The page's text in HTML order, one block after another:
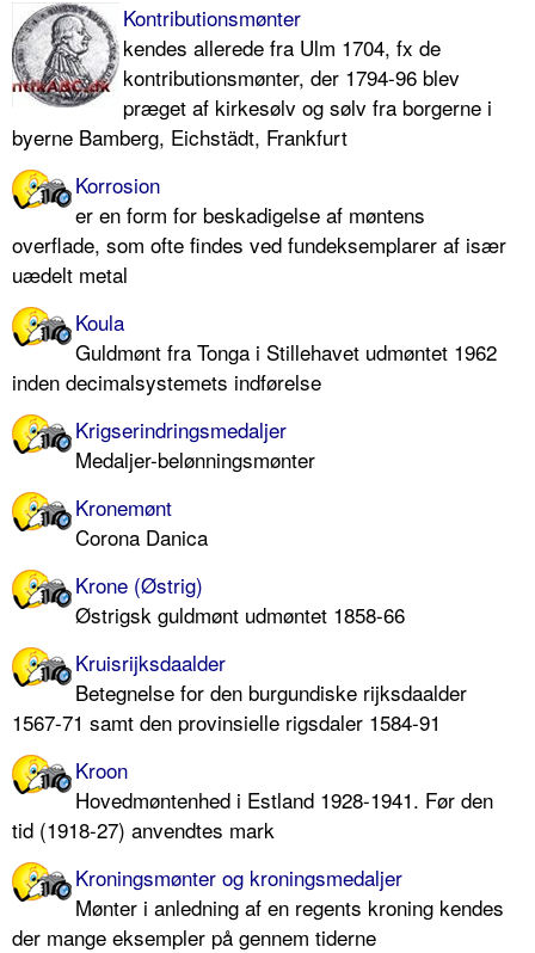
Kontributionsmønter
kendes allerede fra Ulm 1704, fx de
kontributionsmønter, der 1794-96 blev
præget af kirkesølv og sølv fra borgerne i
byerne Bamberg, Eichstädt, Frankfurt
Korrosion
er en form for beskadigelse af møntens
overflade, som ofte findes ved fundeksemplarer af især
uædelt metal
Koula
Guldmønt fra Tonga i Stillehavet udmøntet 1962
inden decimalsystemets indførelse
Krigserindringsmedaljer
Medaljer-belønningsmønter
Kronemønt
Corona Danica
Krone (Østrig)
Østrigsk guldmønt udmøntet 1858-66
Kruisrijksdaalder
Betegnelse for den burgundiske rijksdaalder
1567-71 samt den provinsielle rigsdaler 1584-91
Kroon
Hovedmøntenhed i Estland 1928-1941. Før den
tid (1918-27) anvendtes mark
Kroningsmønter og kroningsmedaljer
Mønter i anledning af en regents kroning kendes
der mange eksempler på gennem tiderne